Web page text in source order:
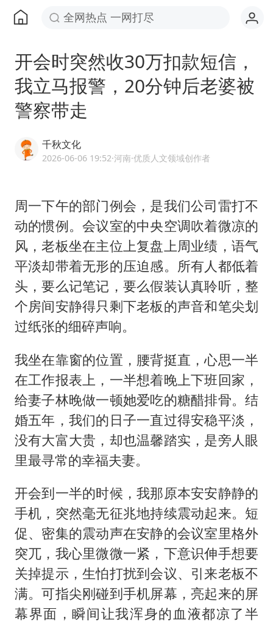
全网热点 一网打尽
开会时突然收30万扣款短信，
我立马报警，20分钟后老婆被
警察带走
千秋文化
2026-06-06 19:52·河南·优质人文领域创作者
周一下午的部门例会，是我们公司雷打不
动的惯例。会议室的中央空调吹着微凉的
风，老板坐在主位上复盘上周业绩，语气
平淡却带着无形的压迫感。所有人都低着
头，要么记笔记，要么假装认真聆听，整
个房间安静得只剩下老板的声音和笔尖划
过纸张的细碎声响。
我坐在靠窗的位置，腰背挺直，心思一半
在工作报表上，一半想着晚上下班回家，
给妻子林晚做一顿她爱吃的糖醋排骨。结
婚五年，我们的日子一直过得安稳平淡，
没有大富大贵，却也温馨踏实，是旁人眼
里最寻常的幸福夫妻。
开会到一半的时候，我那原本安安静静的
手机，突然毫无征兆地持续震动起来。短
促、密集的震动声在安静的会议室里格外
突兀，我心里微微一紧，下意识伸手想要
关掉提示，生怕打扰到会议、引来老板不
满。可指尖刚碰到手机屏幕，亮起来的屏
幕界面，瞬间让我浑身的血液都凉了半